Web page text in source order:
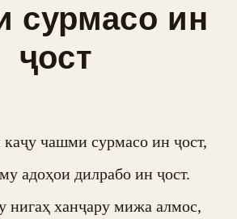
сурмасо ин
ҷост
чашми сурмасо ин ҷост,
адоҳои дилрабо ин ҷост.
нигаҳ ханҷару мижа алмос,